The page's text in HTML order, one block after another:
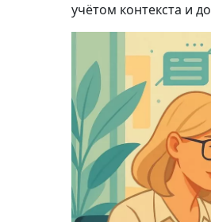
учётом контекста и